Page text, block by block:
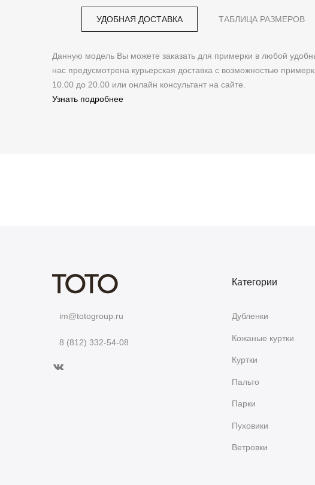
УДОБНАЯ ДОСТАВКА
Данную модель Вы можете заказать для примерки в любой
нас предусмотрена курьерская доставка с возможностью
10.00 до 20.00 или онлайн консультант на сайте.
Узнать подробнее
ТАБЛИЦА РАЗМЕРОВ
im@totogroup.ru
8 (812) 332-54-08
Категории
Дубленки
Кожаные куртки
Куртки
Пальто
Парки
Пуховики
Ветровки